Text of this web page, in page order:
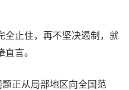
全止住，再不坚决遏制，就
言。
正从局部地区向全国范